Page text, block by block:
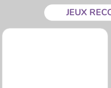
JEUX